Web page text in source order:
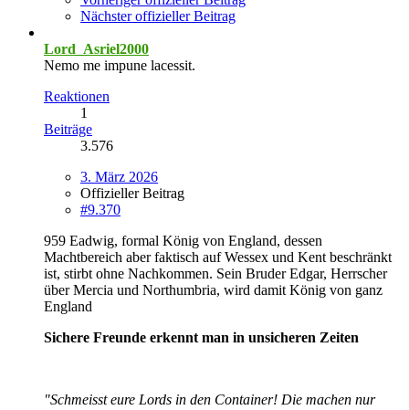
Nächster offizieller Beitrag
Lord_Asriel2000
Nemo me impune lacessit.
Reaktionen
1
Beiträge
3.576
3. März 2026
Offizieller Beitrag
#9.370
959 Eadwig, formal König von England, dessen
Machtbereich aber faktisch auf Wessex und Kent beschränkt
ist, stirbt ohne Nachkommen. Sein Bruder Edgar, Herrscher
über Mercia und Northumbria, wird damit König von ganz
England
Sichere Freunde erkennt man in unsicheren Zeiten
"Schmeisst eure Lords in den Container! Die machen nur